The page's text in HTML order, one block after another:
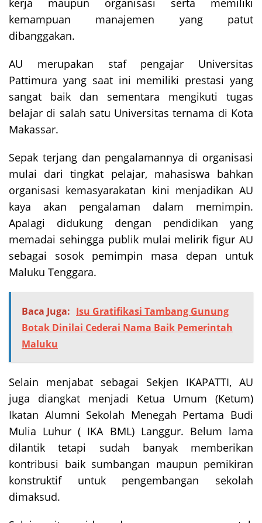
kemampuan manajemen yang patut
dibanggakan.
AU merupakan staf pengajar Universitas
Pattimura yang saat ini memiliki prestasi yang
sangat baik dan sementara mengikuti tugas
belajar di salah satu Universitas ternama di Kota
Makassar.
Sepak terjang dan pengalamannya di organisasi
mulai dari tingkat pelajar, mahasiswa bahkan
organisasi kemasyarakatan kini menjadikan AU
kaya akan pengalaman dalam memimpin.
Apalagi didukung dengan pendidikan yang
memadai sehingga publik mulai melirik figur AU
sebagai sosok pemimpin masa depan untuk
Maluku Tenggara.
Baca Juga: Isu Gratifikasi Tambang Gunung
Botak Dinilai Cederai Nama Baik Pemerintah
Maluku
Selain menjabat sebagai Sekjen IKAPATTI, AU
juga diangkat menjadi Ketua Umum (Ketum)
Ikatan Alumni Sekolah Menegah Pertama Budi
Mulia Luhur ( IKA BML) Langgur. Belum lama
dilantik tetapi sudah banyak memberikan
kontribusi baik sumbangan maupun pemikiran
konstruktif untuk pengembangan sekolah
dimaksud.